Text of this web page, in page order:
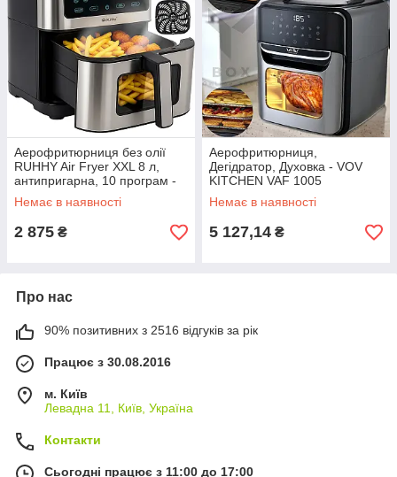
Аерофритюрниця без олії
RUHHY Air Fryer XXL 8 л,
антипригарна, 10 програм -
Мультипіч Аерогриль
Немає в наявності
2 875 ₴
Аерофритюрниця,
Дегідратор, Духовка - VOV
KITCHEN VAF 1005
Аерогриль
Немає в наявності
5 127,14 ₴
Про нас
90% позитивних з 2516 відгуків за рік
Працює з 30.08.2016
м. Київ
Левадна 11, Київ, Україна
Контакти
Сьогодні працює з 11:00 до 17:00